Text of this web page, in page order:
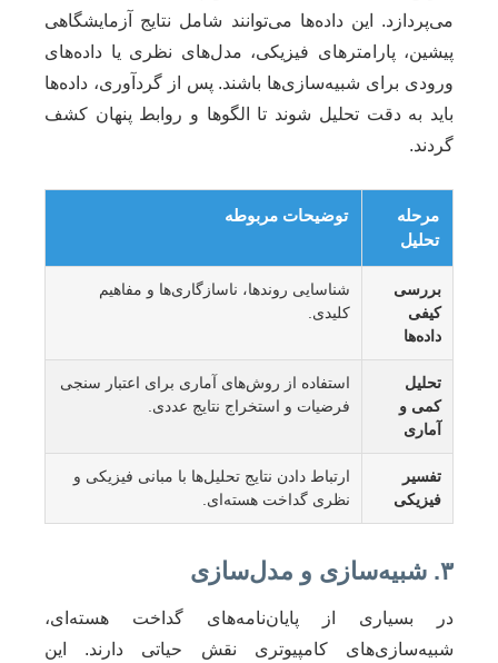
می‌پردازد. این داده‌ها می‌توانند شامل نتایج آزمایشگاهی
پیشین، پارامترهای فیزیکی، مدل‌های نظری یا داده‌های
ورودی برای شبیه‌سازی‌ها باشند. پس از گردآوری، داده‌ها
باید به دقت تحلیل شوند تا الگوها و روابط پنهان کشف
گردند.
مرحله
تحلیل
توضیحات مربوطه
بررسی
کیفی
داده‌ها
شناسایی روندها، ناسازگاری‌ها و مفاهیم
کلیدی.
تحلیل
کمی و
آماری
استفاده از روش‌های آماری برای اعتبار سنجی
فرضیات و استخراج نتایج عددی.
تفسیر
فیزیکی
ارتباط دادن نتایج تحلیل‌ها با مبانی فیزیکی و
نظری گداخت هسته‌ای.
۳. شبیه‌سازی و مدل‌سازی
در بسیاری از پایان‌نامه‌های گداخت هسته‌ای،
شبیه‌سازی‌های کامپیوتری نقش حیاتی دارند. این